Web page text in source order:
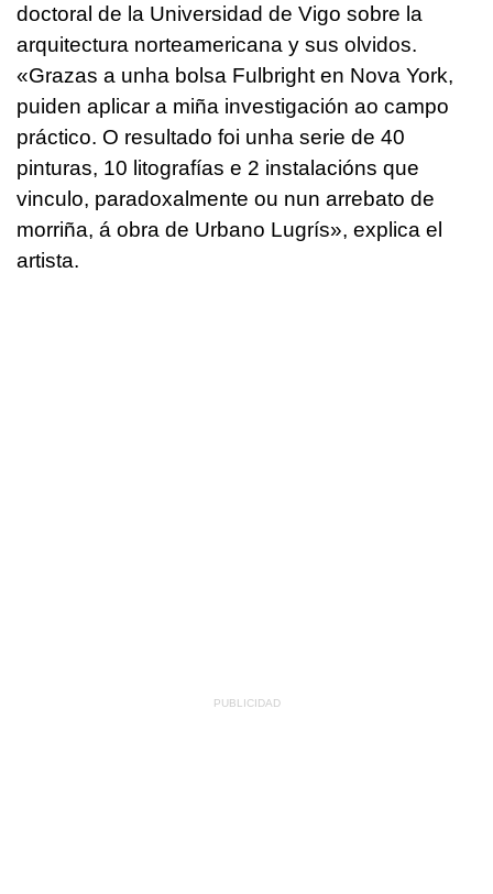
doctoral de la Universidad de Vigo sobre la
arquitectura norteamericana y sus olvidos.
«Grazas a unha bolsa Fulbright en Nova York,
puiden aplicar a miña investigación ao campo
práctico. O resultado foi unha serie de 40
pinturas, 10 litografías e 2 instalacións que
vinculo, paradoxalmente ou nun arrebato de
morriña, á obra de Urbano Lugrís», explica el
artista.